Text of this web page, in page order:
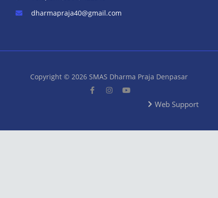
dharmapraja40@gmail.com
Copyright © 2026 SMAS Dharma Praja Denpasar
Web Support